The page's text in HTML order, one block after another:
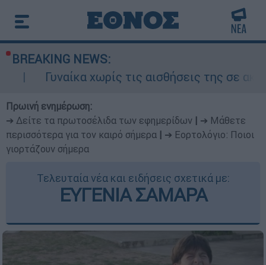
BREAKING NEWS:
χωρίς τις αισθήσεις της σε ακάλυπτο
Πρωινή ενημέρωση:
➔ Δείτε τα πρωτοσέλιδα των εφημερίδων
➔ Μάθετε
περισσότερα για τον καιρό σήμερα
➔ Εορτολόγιο: Ποιοι
γιορτάζουν σήμερα
Τελευταία νέα και ειδήσεις σχετικά με:
ΕΥΓΕΝΙΑ ΣΑΜΑΡΑ